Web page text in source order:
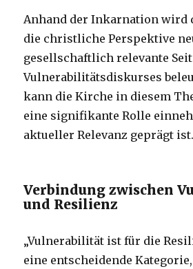
Anhand der Inkarnation wird
die christliche Perspektive
gesellschaftlich relevante
Vulnerabilitätsdiskurses
kann die Kirche in diesem
eine signifikante Rolle
aktueller Relevanz geprägt ist.
Verbindung zwischen
und Resilienz
„Vulnerabilität ist für die
eine entscheidende